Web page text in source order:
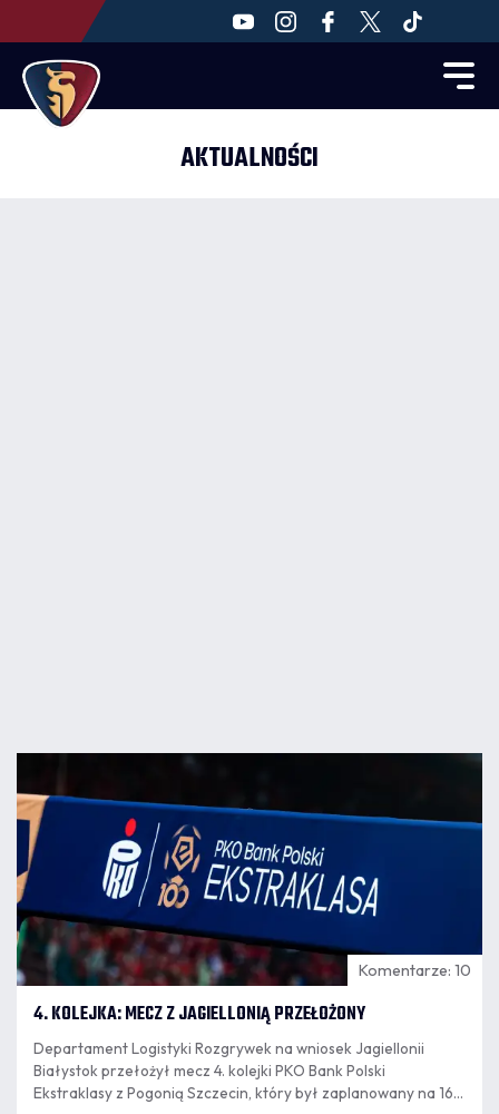
AKTUALNOŚCI
14:03
Komentarze: 10
4. KOLEJKA: MECZ Z JAGIELLONIĄ PRZEŁOŻONY
Departament Logistyki Rozgrywek na wniosek Jagiellonii
Białystok przełożył mecz 4. kolejki PKO Bank Polski
Ekstraklasy z Pogonią Szczecin, który był zaplanowany na 16